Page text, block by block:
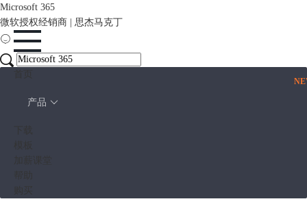
Microsoft 365
微软授权经销商 | 思杰马克丁
产品